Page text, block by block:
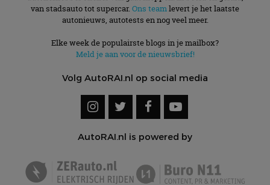
van stadsauto tot supercar. Ons teamlevert je het laatste
autonieuws, autotests en nog veel meer.
Elke week de populairste blogs in je mailbox?
Meld je aan voor de nieuwsbrief!
Volg AutoRAI.nl op social media
AutoRAI.nl is powered by